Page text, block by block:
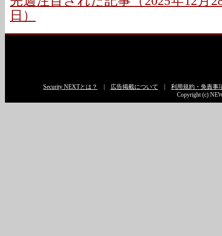
日）
Security NEXTとは？ 広告掲載について
利用規約・免責事
Copyright (c)